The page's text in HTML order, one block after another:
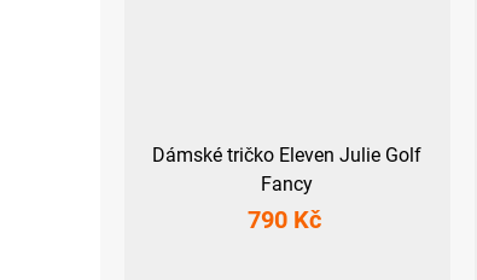
Dámské tričko Eleven Julie Golf
Fancy
790 Kč